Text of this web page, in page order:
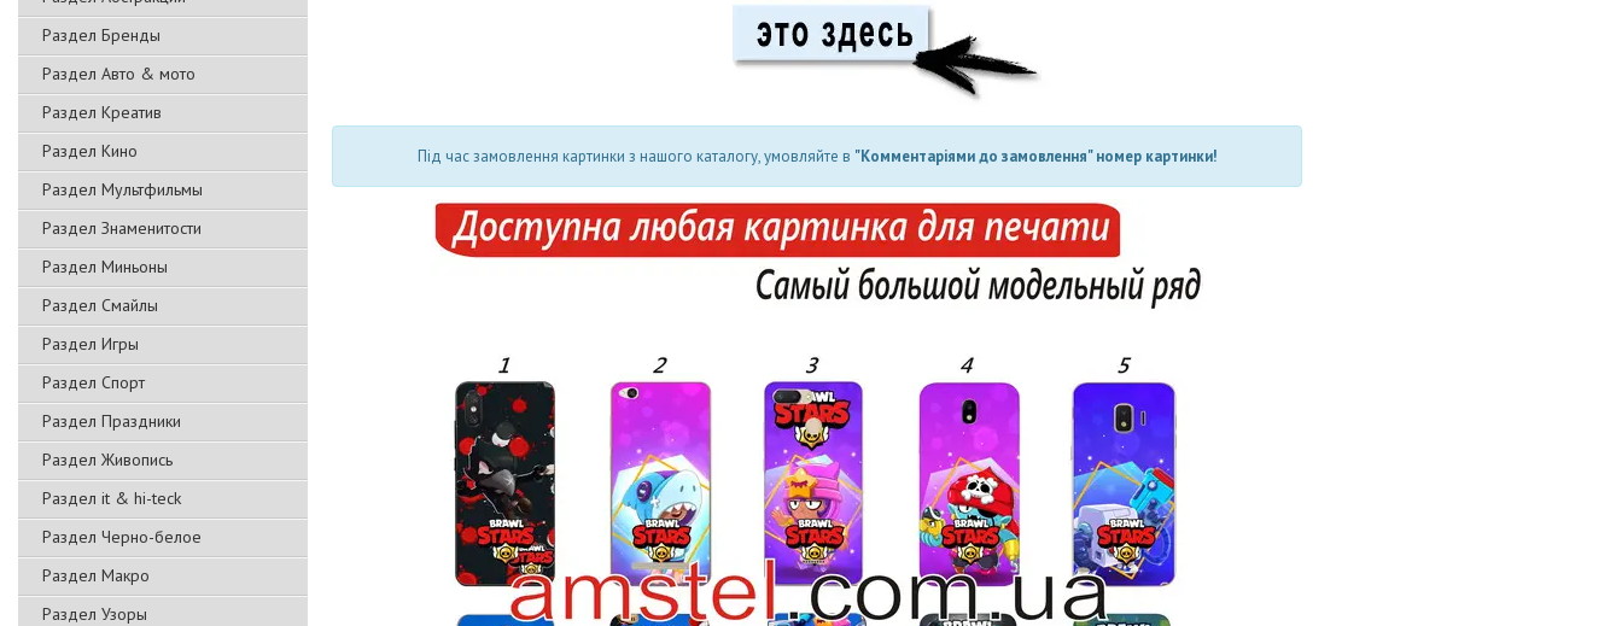
Раздел Бренды
Раздел Авто & мото
Раздел Креатив
Раздел Кино
Раздел Мультфильмы
Раздел Знаменитости
Раздел Миньоны
Раздел Смайлы
Раздел Игры
Раздел Спорт
Раздел Праздники
Раздел Живопись
Раздел it & hi-teck
Раздел Черно-белое
Раздел Макро
Раздел Узоры
Під час замовлення картинки з нашого каталогу, умовляйте в "Комментаріями до замовлення" номер картинки!